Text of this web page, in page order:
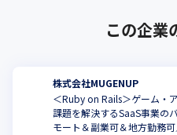
この企業
株式会社MUGENUP
＜Ruby on Rails＞ゲーム・
課題を解決するSaaS事業の
モート＆副業可＆地方勤務